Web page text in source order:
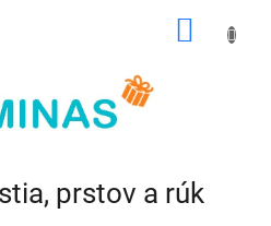
prstov a rúk